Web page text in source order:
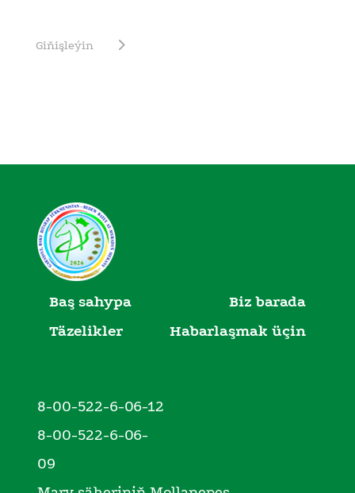
Giňişleýin
Baş sahypa
Biz barada
Täzelikler
Habarlaşmak üçin
8-00-522-6-06-12
8-00-522-6-06-
09